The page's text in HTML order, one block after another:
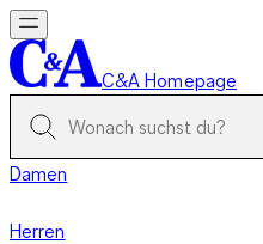
C&A Homepage
Damen
Herren